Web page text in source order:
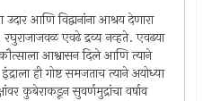
उदार आणि विद्वानांना आश्रय देणारा
एवढे द्रव्य नव्हते. एवढया
कौत्साला आश्वासन दिले आणि त्याने
ही गोष्ट समजताच त्याने अयोध्या
कुबेराकडून सुवर्णमुद्रांचा वर्षाव